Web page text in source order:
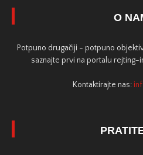
O
Potpuno drugačiji - potpuno
saznajte prvi na portalu
Kontaktirajte nas: